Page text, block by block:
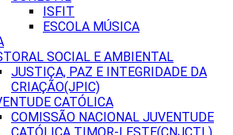
ISFIT
ESCOLA MÚSICA
SOCIAL E AMBIENTAL
JUSTIÇA, PAZ E INTEGRIDADE DA
CRIAÇÃO(JPIC)
CATÓLICA
COMISSÃO NACIONAL JUVENTUDE